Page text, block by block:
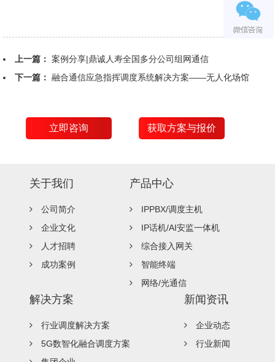
上一篇： 案例分享|鼎诚人寿全国多分公司组网通信
下一篇： 融合通信应急指挥调度系统解决方案——无人化场馆
立即咨询 获取方案与报价
关于我们
公司简介
企业文化
人才招聘
成功案例
产品中心
IPPBX/调度主机
IP话机/AI安监一体机
综合接入网关
智能终端
网络/光通信
解决方案
行业调度解决方案
5G数智化融合调度方案
新闻资讯
企业动态
行业新闻